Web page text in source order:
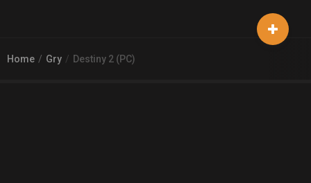
Home Gry Destiny 2 (PC)